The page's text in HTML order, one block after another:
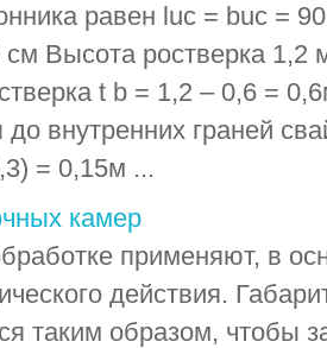
равен luc = buc =
см Высота ростверка 1,2
t b = 1,2 – 0,6 =
до внутренних граней
= 0,15м ...
камер
применяют, в
действия.
таким образом, чтобы